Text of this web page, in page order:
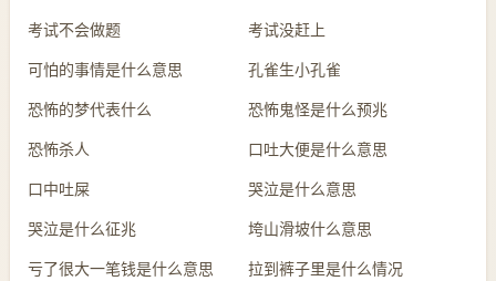
考试不会做题 考试没赶上
可怕的事情是什么意思 孔雀生小孔雀
恐怖的梦代表什么 恐怖鬼怪是什么预兆
恐怖杀人 口吐大便是什么意思
口中吐屎 哭泣是什么意思
哭泣是什么征兆 垮山滑坡什么意思
亏了很大一笔钱是什么意思 拉到裤子里是什么情况